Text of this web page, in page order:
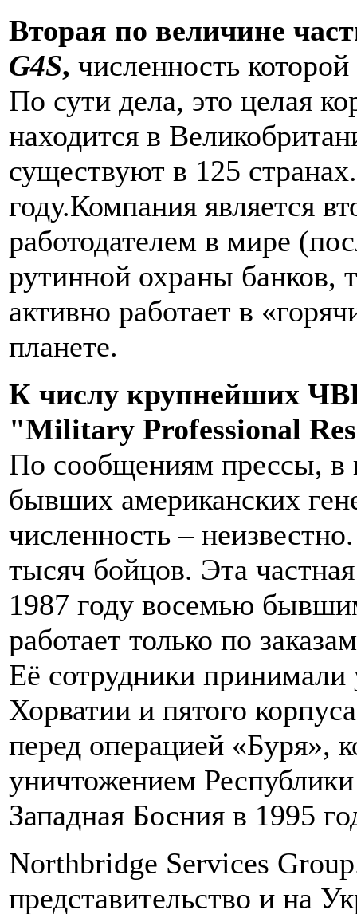
Вторая по величине
G4S, численность
По сути дела, это целая
находится в
существуют в 125
году.Компания является
работодателем в мире
рутинной охраны банков,
активно работает в
планете.
К числу крупнейших
"Military Professional
По сообщениям прессы, в
бывших американских
численность –
тысяч бойцов. Эта
1987 году восемью
работает только по
Её сотрудники принимали
Хорватии и пятого
перед операцией «Буря»,
уничтожением
Западная Босния в 1995
Northbridge Services
представительство и на